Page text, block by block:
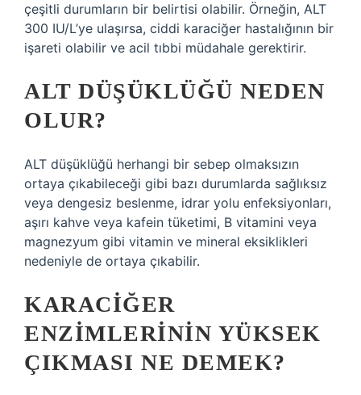
çeşitli durumların bir belirtisi olabilir. Örneğin, ALT
300 IU/L’ye ulaşırsa, ciddi karaciğer hastalığının bir
işareti olabilir ve acil tıbbi müdahale gerektirir.
ALT DÜŞÜKLÜĞÜ NEDEN
OLUR?
ALT düşüklüğü herhangi bir sebep olmaksızın
ortaya çıkabileceği gibi bazı durumlarda sağlıksız
veya dengesiz beslenme, idrar yolu enfeksiyonları,
aşırı kahve veya kafein tüketimi, B vitamini veya
magnezyum gibi vitamin ve mineral eksiklikleri
nedeniyle de ortaya çıkabilir.
KARACIĞER
ENZIMLERININ YÜKSEK
ÇIKMASI NE DEMEK?